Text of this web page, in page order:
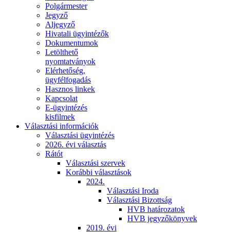
Polgármester
Jegyző
Aljegyző
Hivatali ügyintézők
Dokumentumok
Letölthető
nyomtatványok
Elérhetőség,
ügyfélfogadás
Hasznos linkek
Kapcsolat
E-ügyintézés
kisfilmek
Választási információk
Választási ügyintézés
2026. évi választás
Rátót
Választási szervek
Korábbi választások
2024.
Választási Iroda
Választási Bizottság
HVB határozatok
HVB jegyzőkönyvek
2019. évi